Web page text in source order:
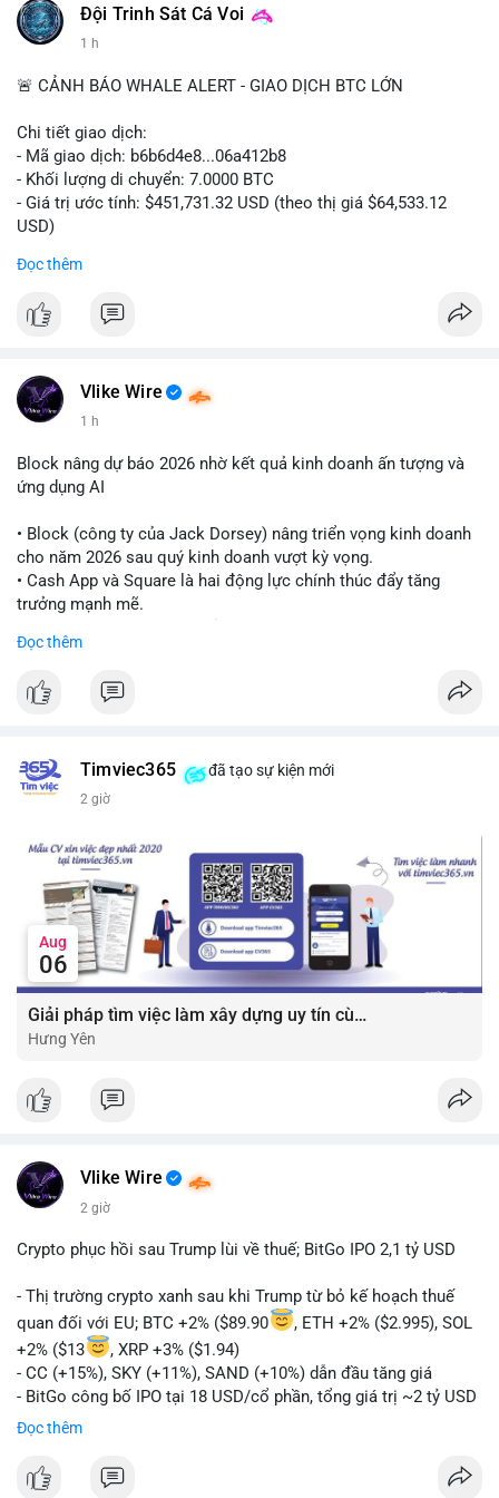
#binancesquare #cryptonews #digitalassetmarketclarityact
#regulation
$btc $eth
#vlikevn #titanbot
📰 Nguồn: CoinDesk
Đội Trinh Sát Cá Voi
1 h
🚨 CẢNH BÁO WHALE ALERT - GIAO DỊCH BTC LỚN
Chi tiết giao dịch:
- Mã giao dịch: b6b6d4e8...06a412b8
- Khối lượng di chuyển: 7.0000 BTC
- Giá trị ước tính: $451,731.32 USD (theo thị giá $64,533.12
USD)
Cá voi chuyển 7 BTC trị giá hơn 451 nghìn USD từ một địa chỉ
tiếp lên thị trường. Với mức giá hiện tại, động thái này thiên về
khả năng tái phân bổ danh mục đầu tư hoặc chuẩn bị thanh
hưởng nhẹ, nhưng không đủ để gây biến động mạnh.
Theo dõi thêm các giao dịch lớn liên tiếp trong 24 giờ tới. Nếu
xuất hiện chuỗi chuyển tiền lên sàn, cần thận trọng trước nguy
cơ điều chỉnh. Tránh hành động theo cảm xúc khi chưa xác
nhận đầy đủ dòng tiền.
#7btc #chuyenvilanh
Đọc thêm
Vlike Wire
1 h
Block nâng dự báo 2026 nhờ kết quả kinh doanh ấn tượng và
ứng dụng AI
• Block (công ty của Jack Dorsey) nâng triển vọng kinh doanh
cho năm 2026 sau quý kinh doanh vượt kỳ vọng.
• Cash App và Square là hai động lực chính thúc đẩy tăng
trưởng mạnh mẽ.
quy trình phát triển phần mềm.
#block #fintech
#vlikevn #titanbot
📰 Nguồn: Cointelegraph
Đọc thêm
Timviec365 đã tạo sự kiện mới
2 giờ
Aug
06
Giải pháp tìm việc làm xây dựng uy tín cùng mức lương thưởng hấp dẫn ?️
Hưng Yên
Vlike Wire
2 giờ
Crypto phục hồi sau Trump lùi về thuế; BitGo IPO 2,1 tỷ USD
- Thị trường crypto xanh sau khi Trump từ bỏ kế hoạch thuế
quan đối với EU; BTC +2% ($89.90
, ETH +2% ($2.995), SOL
+2% ($13
, XRP +3% ($1.94)
- CC (+15%), SKY (+11%), SAND (+10%) dẫn đầu tăng giá
- BitGo công bố IPO tại 18 USD/cổ phần, tổng giá trị ~2 tỷ USD
- Vitalik Buterin đề xuất DVT staking bản địa để tăng cường
bảo mật và phi tập trung Ethereum
- Hong Kong phát hành giấy phép stablecoin mới với yêu cầu
tuân thủ nghiêm ngặt
Đọc thêm